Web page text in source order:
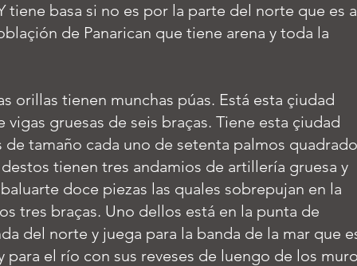
tiene basa si no es por la parte del norte que es a
de Panarican que tiene arena y toda la
orillas tienen munchas púas. Está esta çiudad
vigas gruesas de seis braças. Tiene esta çiudad
de tamaño cada uno de setenta palmos
tienen tres andamios de artillería gruesa y
doce piezas las quales sobrepujan en la
tres braças. Uno dellos está en la punta de
del norte y juega para la banda de la mar que
para el río con sus reveses de luengo de los